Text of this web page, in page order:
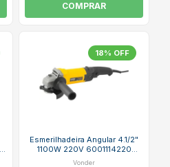
COMPRAR
18% OFF
Esmerilhadeira Angular 4.1/2"
1100W 220V 6001114220
EAV1140 VONDER
Vonder